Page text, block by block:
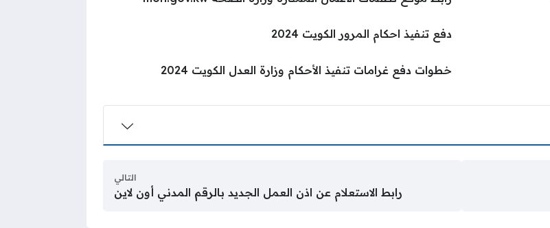
دفع تنفيذ احكام المرور الكويت 2024
خطوات دفع غرامات تنفيذ الأحكام وزارة العدل الكويت 2024
التالي
رابط الاستعلام عن اذن العمل الجديد بالرقم المدني أون لاين